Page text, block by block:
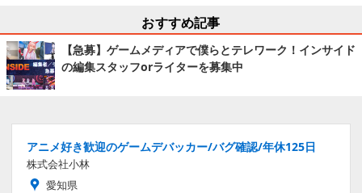
おすすめ記事
【急募】ゲームメディアで僕らとテレワーク！インサイド
の編集スタッフorライターを募集中
アニメ好き歓迎のゲームデバッカー/バグ確認/年休125日
株式会社小林
愛知県